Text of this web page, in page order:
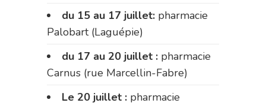
du 15 au 17 juillet: pharmacie
Palobart (Laguépie)
du 17 au 20 juillet : pharmacie
Carnus (rue Marcellin-Fabre)
Le 20 juillet : pharmacie